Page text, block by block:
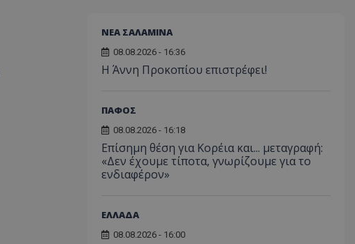
ΝΕΑ ΣΑΛΑΜΙΝΑ
08.08.2026 - 16:36
Η Άννη Προκοπίου επιστρέφει!
ΠΑΦΟΣ
08.08.2026 - 16:18
Επίσημη θέση για Κορέια και... μεταγραφή:
«Δεν έχουμε τίποτα, γνωρίζουμε για το
ενδιαφέρον»
ΕΛΛΑΔΑ
08.08.2026 - 16:00